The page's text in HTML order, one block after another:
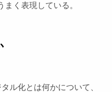
く表現している。
ル化とは何かについて、